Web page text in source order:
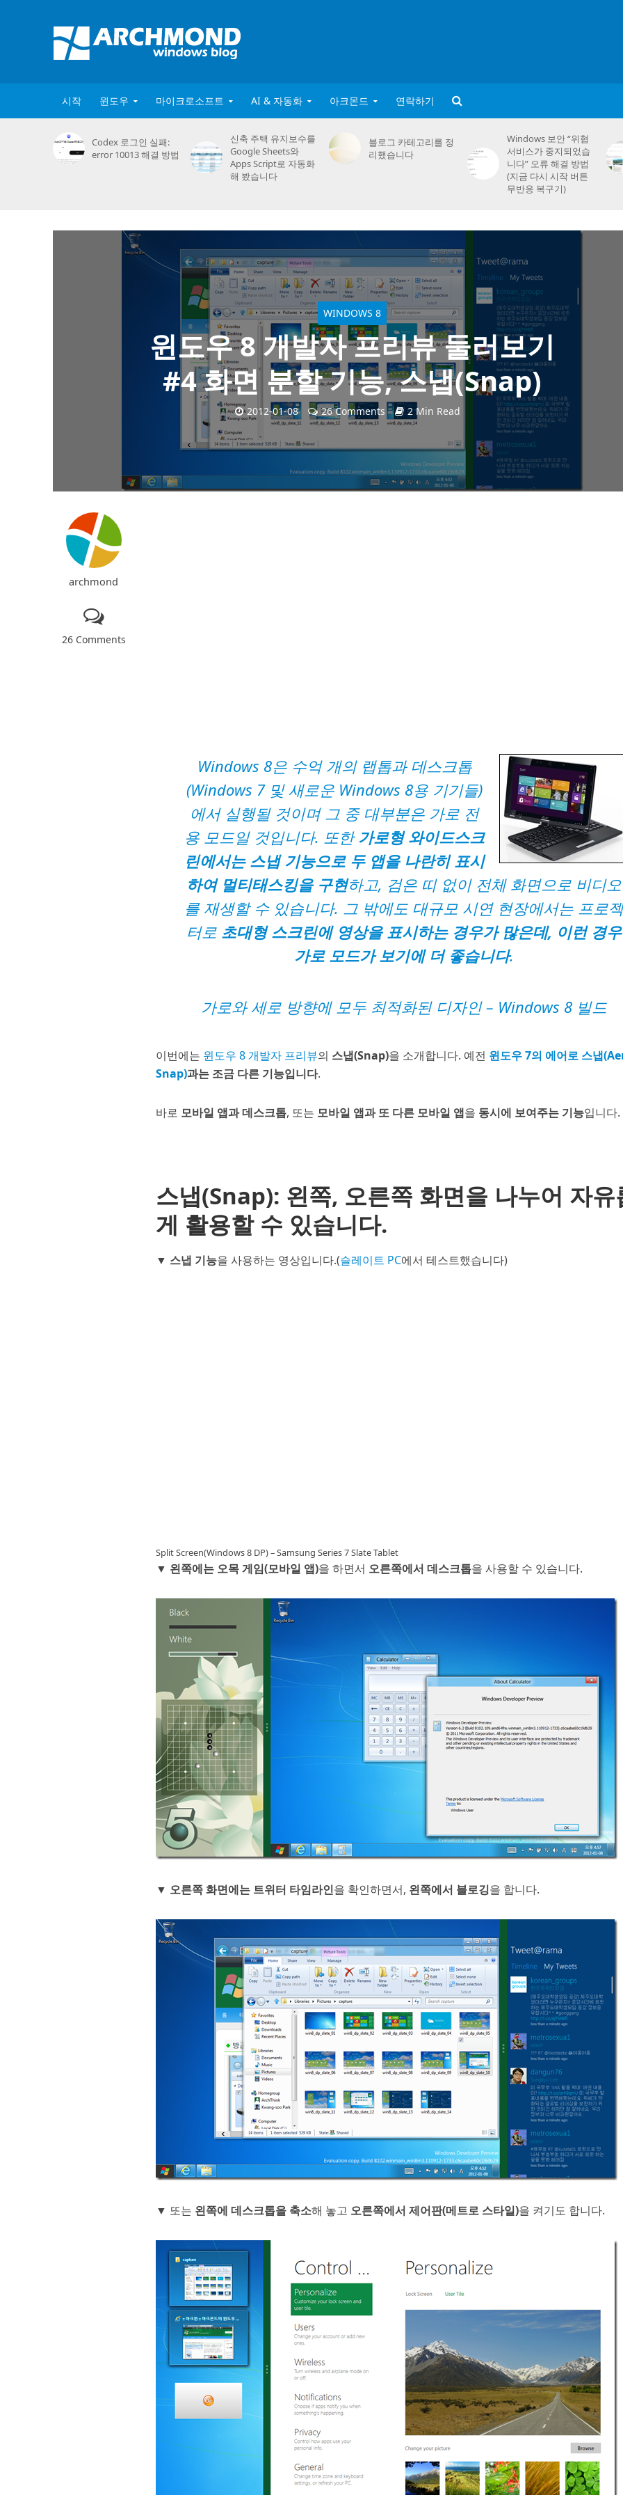
시작 윈도우 마이크로소프트 AI & 자동화 아크몬드 연락하기
Codex 로그인 실패:
error 10013 해결 방법
신축 주택 유지보수를
Google Sheets와
Apps Script로 자동화
해 봤습니다
블로그 카테고리를 정
리했습니다
Windows 보안 “위협
서비스가 중지되었습
니다” 오류 해결 방법
(지금 다시 시작 버튼
무반응 복구기)
WINDOWS 8
윈도우 8 개발자 프리뷰 둘러보기
#4 화면 분할 기능, 스냅(Snap)
2012-01-08 26 Comments 2 Min Read
archmond
26 Comments
Windows 8은 수억 개의 랩톱과 데스크톱
(Windows 7 및 새로운 Windows 8용 기기들)
에서 실행될 것이며 그 중 대부분은 가로 전
용 모드일 것입니다. 또한가로형 와이드스크
린에서는 스냅 기능으로 두 앱을 나란히 표시
하여 멀티태스킹을 구현하고, 검은 띠 없이 전체 화면으로 비디오
를 재생할 수 있습니다. 그 밖에도 대규모 시연 현장에서는 프로
터로 초대형 스크린에 영상을 표시하는 경우가 많은데, 이런 경우
가로 모드가 보기에 더 좋습니다.
가로와 세로 방향에 모두 최적화된 디자인– Windows 8 빌드
이번에는 윈도우 8 개발자 프리뷰의 스냅(Snap)을 소개합니다. 예전 윈도우 7의 에어로 스냅
Snap)과는 조금 다른 기능입니다.
바로 모바일 앱과 데스크톱, 또는 모바일 앱과 또 다른 모바일 앱을 동시에 보여주는 기능입니다.
스냅(Snap): 왼쪽, 오른쪽 화면을 나누어 자유
게 활용할 수 있습니다.
▼ 스냅 기능을 사용하는 영상입니다.(슬레이트 PC에서 테스트했습니다)
Split Screen(Windows 8 DP) – Samsung Series 7 Slate Tablet
▼ 왼쪽에는 오목 게임(모바일 앱)을 하면서 오른쪽에서 데스크톱을 사용할 수 있습니다.
▼ 오른쪽 화면에는 트위터 타임라인을 확인하면서, 왼쪽에서 블로깅을 합니다.
▼ 또는 왼쪽에 데스크톱을 축소해 놓고 오른쪽에서 제어판(메트로 스타일)을 켜기도 합니다.